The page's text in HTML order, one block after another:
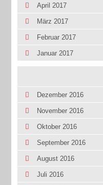
April 2017
März 2017
Februar 2017
Januar 2017
Dezember 2016
November 2016
Oktober 2016
September 2016
August 2016
Juli 2016